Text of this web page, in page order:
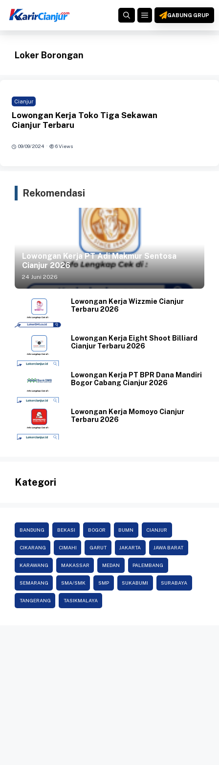
MENUGABUNG GRUP
Loker Borongan
Cianjur
Lowongan Kerja Toko Tiga Sekawan
Cianjur Terbaru
09/09/2024 · 6 Views
Rekomendasi
Lowongan Kerja PT Adi Makmur Sentosa
Cianjur 2026
24 Juni 2026
Lowongan Kerja Wizzmie Cianjur
Terbaru 2026
Lowongan Kerja Eight Shoot Billiard
Cianjur Terbaru 2026
Lowongan Kerja PT BPR Dana Mandiri
Bogor Cabang Cianjur 2026
Lowongan Kerja Momoyo Cianjur
Terbaru 2026
Kategori
BANDUNG BEKASI BOGOR BUMN CIANJUR
CIKARANG CIMAHI GARUT JAKARTA JAWA BARAT
KARAWANG MAKASSAR MEDAN PALEMBANG
SEMARANG SMA/SMK SMP SUKABUMI SURABAYA
TANGERANG TASIKMALAYA